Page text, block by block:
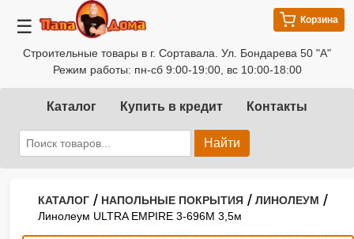
☰
Строительные товары в г. Сортавала. Ул. Бондарева 50 "А"
Режим работы: пн-сб 9:00-19:00, вс 10:00-18:00
Корзина
Каталог Купить в кредит Контакты
Найти
КАТАЛОГ / НАПОЛЬНЫЕ ПОКРЫТИЯ / ЛИНОЛЕУМ /
Линолеум ULTRA EMPIRE 3-696M 3,5м